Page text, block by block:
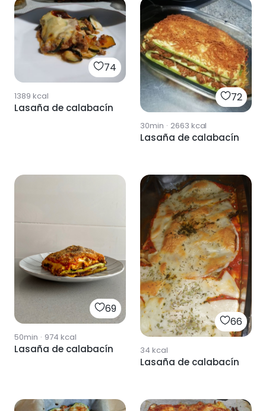
74
1389 kcal
Lasaña de calabacín
72
30min · 2663 kcal
Lasaña de calabacín
69
50min · 974 kcal
Lasaña de calabacín
66
34 kcal
Lasaña de calabacín